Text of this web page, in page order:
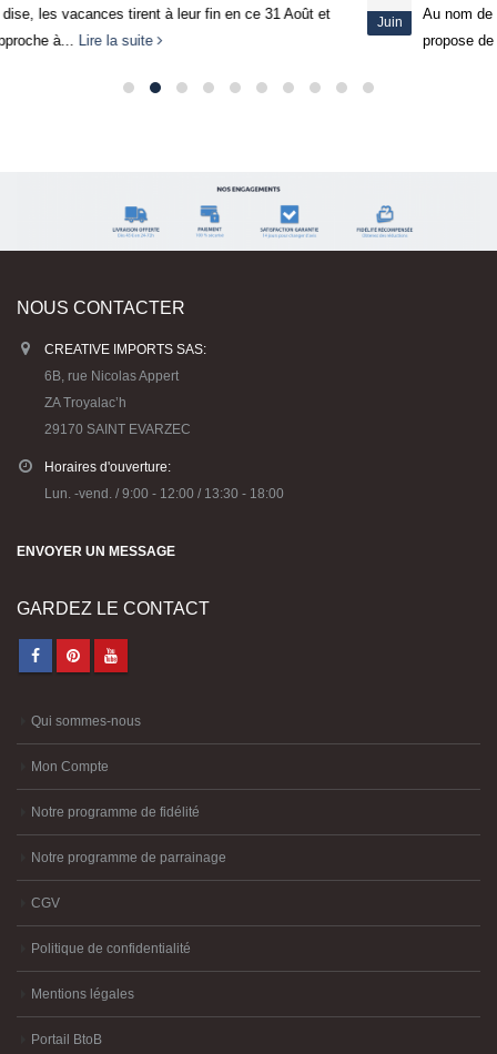
Juin
Au nom de la Rose que nous fêtons en ce 12 juin, je vous
propose de découvrir ce joli...
NOUS CONTACTER
CREATIVE IMPORTS SAS:
6B, rue Nicolas Appert
ZA Troyalac’h
29170 SAINT EVARZEC
Horaires d'ouverture:
Lun. -vend. / 9:00 - 12:00 / 13:30 - 18:00
ENVOYER UN MESSAGE
GARDEZ LE CONTACT
Qui sommes-nous
Mon Compte
Notre programme de fidélité
Notre programme de parrainage
CGV
Politique de confidentialité
Mentions légales
Portail BtoB